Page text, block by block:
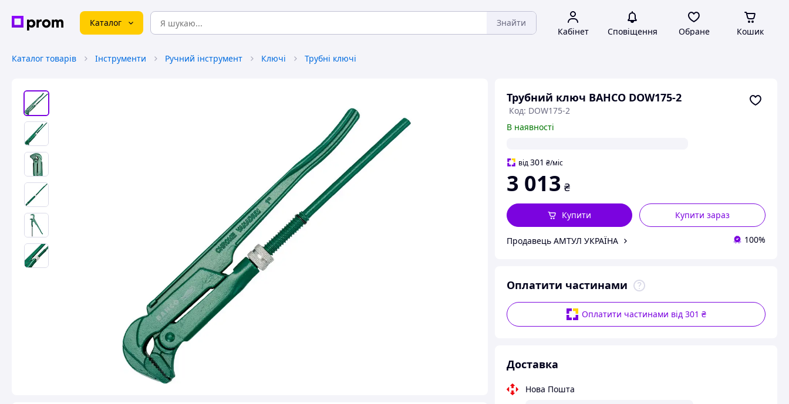
Каталог Знайти
Кабінет Сповіщення Обране Кошик
Каталог товарів Інструменти Ручний інструмент Ключі Трубні ключі
Трубний ключ BAHCO DOW175-2
Код: DOW175-2
В наявності
від301 ₴/міс
3 013 ₴
Купити зараз
Купити
Продавець АМТУЛ УКРАЇНА 100%
Оплатити частинами
Оплатити частинами від 301 ₴
Доставка
Нова Пошта